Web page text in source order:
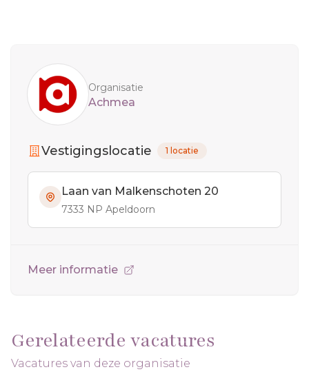
Organisatie
Achmea
Vestigingslocatie 1 locatie
Laan van Malkenschoten 20
7333 NP Apeldoorn
Meer informatie
Gerelateerde vacatures
Vacatures van deze organisatie